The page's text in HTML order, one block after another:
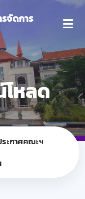
จัดการ
โหลด
ระกาศคณะฯ